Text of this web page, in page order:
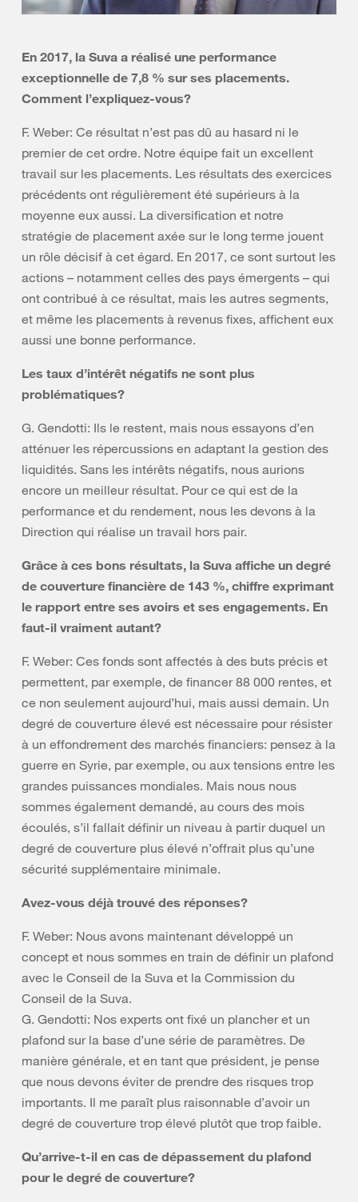
En 2017, la Suva a réalisé une performance
exceptionnelle de 7,8 % sur ses placements.
Comment l’expliquez-vous?
F. Weber: Ce résultat n’est pas dû au hasard ni le
premier de cet ordre. Notre équipe fait un excellent
travail sur les placements. Les résultats des exercices
précédents ont régulièrement été supérieurs à la
moyenne eux aussi. La diversification et notre
stratégie de placement axée sur le long terme jouent
un rôle décisif à cet égard. En 2017, ce sont surtout les
actions – notamment celles des pays émergents – qui
ont contribué à ce résultat, mais les autres segments,
et même les placements à revenus fixes, affichent eux
aussi une bonne performance.
Les taux d’intérêt négatifs ne sont plus
problématiques?
G. Gendotti: Ils le restent, mais nous essayons d’en
atténuer les répercussions en adaptant la gestion des
liquidités. Sans les intérêts négatifs, nous aurions
encore un meilleur résultat. Pour ce qui est de la
performance et du rendement, nous les devons à la
Direction qui réalise un travail hors pair.
Grâce à ces bons résultats, la Suva affiche un degré
de couverture financière de 143 %, chiffre exprimant
le rapport entre ses avoirs et ses engagements. En
faut-il vraiment autant?
F. Weber: Ces fonds sont affectés à des buts précis et
permettent, par exemple, de financer 88 000 rentes, et
ce non seulement aujourd’hui, mais aussi demain. Un
degré de couverture élevé est nécessaire pour résister
à un effondrement des marchés financiers: pensez à la
guerre en Syrie, par exemple, ou aux tensions entre les
grandes puissances mondiales. Mais nous nous
sommes également demandé, au cours des mois
écoulés, s’il fallait définir un niveau à partir duquel un
degré de couverture plus élevé n’offrait plus qu’une
sécurité supplémentaire minimale.
Avez-vous déjà trouvé des réponses?
F. Weber: Nous avons maintenant développé un
concept et nous sommes en train de définir un plafond
avec le Conseil de la Suva et la Commission du
Conseil de la Suva.
G. Gendotti: Nos experts ont fixé un plancher et un
plafond sur la base d’une série de paramètres. De
manière générale, et en tant que président, je pense
que nous devons éviter de prendre des risques trop
importants. Il me paraît plus raisonnable d’avoir un
degré de couverture trop élevé plutôt que trop faible.
Qu’arrive-t-il en cas de dépassement du plafond
pour le degré de couverture?